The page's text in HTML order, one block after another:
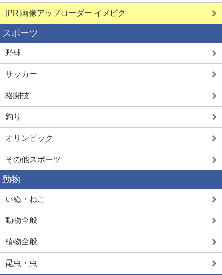
[PR]画像アップローダー イメピク
スポーツ
野球
サッカー
格闘技
釣り
オリンピック
その他スポーツ
動物
いぬ・ねこ
動物全般
植物全般
昆虫・虫